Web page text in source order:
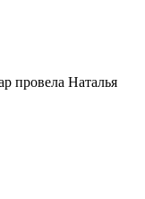
провела Наталья